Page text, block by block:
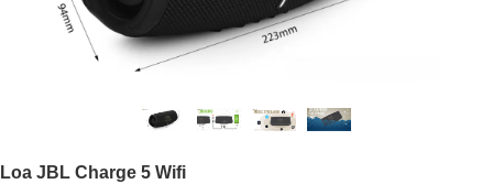
Loa JBL Charge 5 Wifi